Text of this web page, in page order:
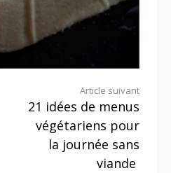
Article suivant
21 idées de menus
végétariens pour
la journée sans
viande